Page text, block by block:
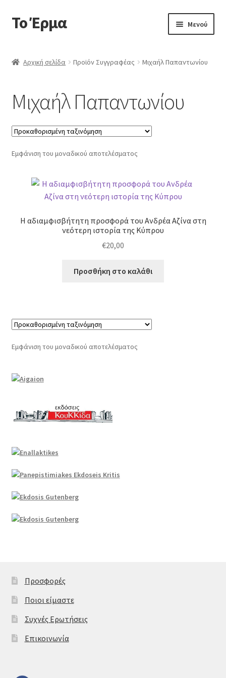
Απευθείας
μετάβαση
πλοήγηση
Μετάβαση
σε
Το Έρμα Μενού
Κατηγορίες Βιβλίων
Συχνές Ερωτήσεις
Επικοινωνία
Αρχική σελίδα Προϊόν Συγγραφέας Μιχαήλ Παπαντωνίου
Μιχαήλ Παπαντωνίου
Εμφάνιση του μοναδικού αποτελέσματος
Η αδιαμφισβήτητη προσφορά του Ανδρέα Αζίνα στη
νεότερη ιστορία της Κύπρου
€20,00
Προσθήκη στο καλάθι
Εμφάνιση του μοναδικού αποτελέσματος
Προσφορές
Ποιοι είμαστε
Συχνές Ερωτήσεις
Επικοινωνία